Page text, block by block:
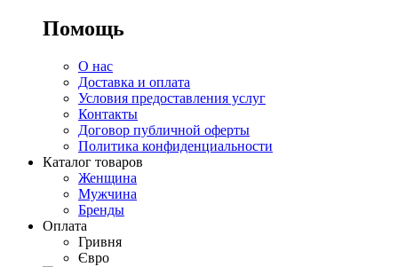
Помощь
О нас
Доставка и оплата
Условия предоставления услуг
Контакты
Договор публичной оферты
Политика конфиденциальности
Каталог товаров
Женщина
Мужчина
Бренды
Оплата
Гривня
Євро